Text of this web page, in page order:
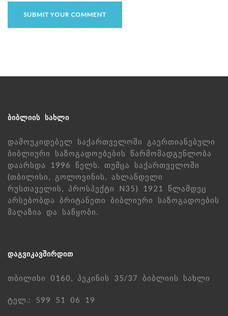
ᲑᲘᲑᲚᲘᲘᲡ ᲡᲐᲮᲚᲘ
დამოუკიდებელ საქართველოში გაერთიანებული
ბიბლიური საზოგადოებების წარმომადგენლობა
დაარსდა 1996 წელს. თუმცა საქართველოში
(თბილისი, გოლოვინის, ახლანდელი
რუსთაველის, პროსპექტი N35) 1921 წლამდეც
არსებობდა ბრიტანეთი ბიბლიური საზოგადოების
მაღაზია და საწყობი.
ᲓᲐᲒᲕᲘᲙᲐᲕᲨᲘᲠᲓᲘᲗ
თბილისი 0160, პეკინის 35/37 ბიბლიის სახლი
ტელ.: 599 51 06 19